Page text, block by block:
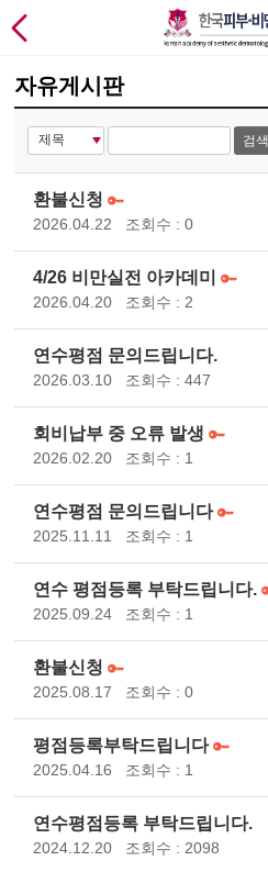
자유게시판
검색
환불신청
2026.04.22 조회수 : 0
4/26 비만실전 아카데미
2026.04.20 조회수 : 2
연수평점 문의드립니다.
2026.03.10 조회수 : 447
회비납부 중 오류 발생
2026.02.20 조회수 : 1
연수평점 문의드립니다
2025.11.11 조회수 : 1
연수 평점등록 부탁드립니다.
2025.09.24 조회수 : 1
환불신청
2025.08.17 조회수 : 0
평점등록부탁드립니다
2025.04.16 조회수 : 1
연수평점등록 부탁드립니다.
2024.12.20 조회수 : 2098